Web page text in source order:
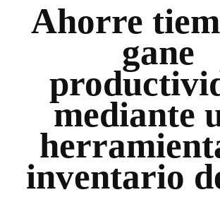
Ahorre
gane
mediante
inventario